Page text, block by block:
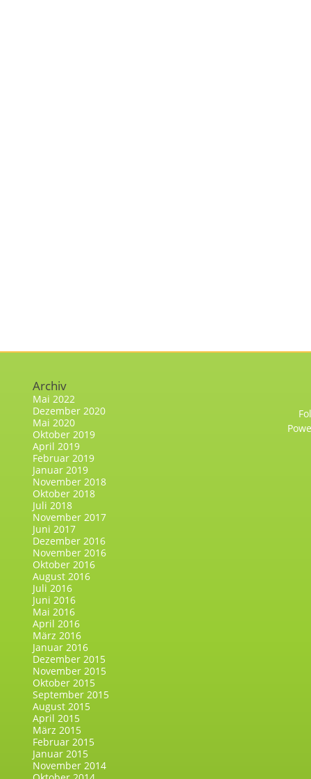
Archiv
Mai 2022
Dezember 2020
Mai 2020
Oktober 2019
April 2019
Februar 2019
Januar 2019
November 2018
Oktober 2018
Juli 2018
November 2017
Juni 2017
Dezember 2016
November 2016
Oktober 2016
August 2016
Juli 2016
Juni 2016
Mai 2016
April 2016
März 2016
Januar 2016
Dezember 2015
November 2015
Oktober 2015
September 2015
August 2015
April 2015
März 2015
Februar 2015
Januar 2015
November 2014